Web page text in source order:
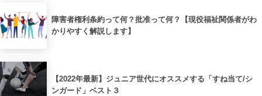
障害者権利条約って何？批准って何？【現役福祉関係者がわ
かりやすく解説します】
【2022年最新】ジュニア世代にオススメする「すね当て/シ
ンガード」ベスト３